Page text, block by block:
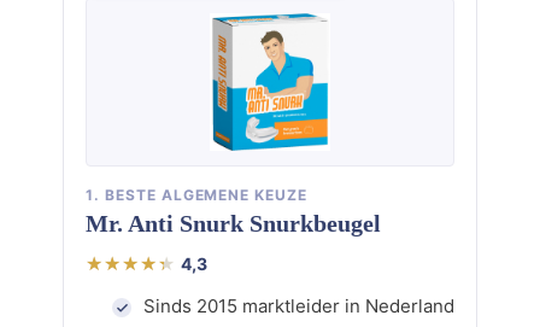
1. BESTE ALGEMENE KEUZE
Mr. Anti Snurk Snurkbeugel
4,3
Sinds 2015 marktleider in Nederland